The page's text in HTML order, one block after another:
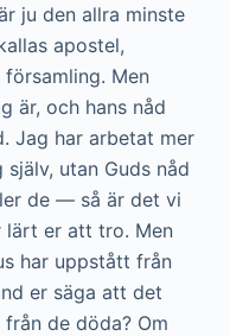
ju den allra minste
apostel,
Men
är, och hans nåd
Jag har arbetat mer
utan Guds nåd
de — så är det vi
lärt er att tro. Men
har uppstått från
er säga att det
de döda? Om